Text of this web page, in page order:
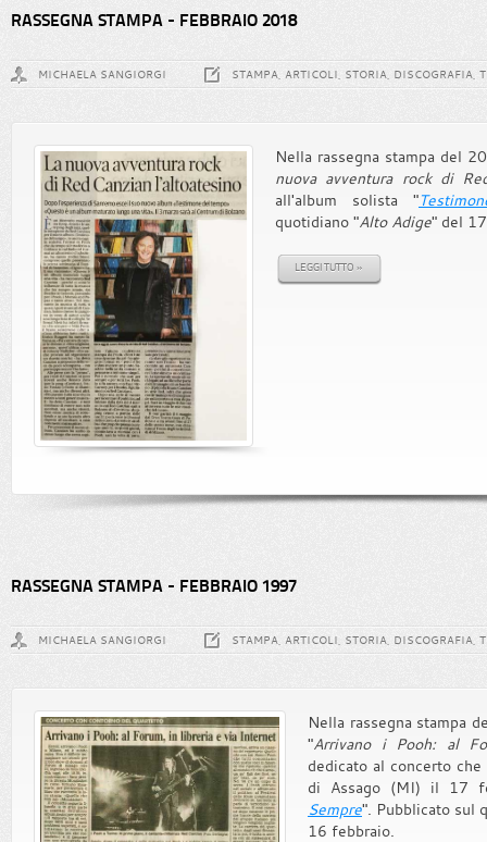
RASSEGNA STAMPA - FEBBRAIO 2018
MICHAELA SANGIORGI STAMPA, ARTICOLI, STORIA, DISCOGRAFIA,
Nella rassegna stampa del
nuova avventura rock di
all'album solista "
quotidiano "Alto Adige" del
LEGGI TUTTO »
RASSEGNA STAMPA - FEBBRAIO 1997
MICHAELA SANGIORGI STAMPA, ARTICOLI, STORIA, DISCOGRAFIA,
Nella rassegna stampa
"Arrivano i Pooh: al
dedicato al concerto
di Assago (MI) il 17
Sempre". Pubblicato sul
16 febbraio.